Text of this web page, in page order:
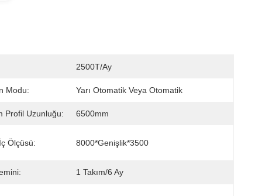
2500T/ay
Modu: Yarı Otomatik Veya Otomatik
Profil Uzunluğu: 6500mm
Ölçüsü: 8000*genişlik*3500
1 Takım/6 Ay